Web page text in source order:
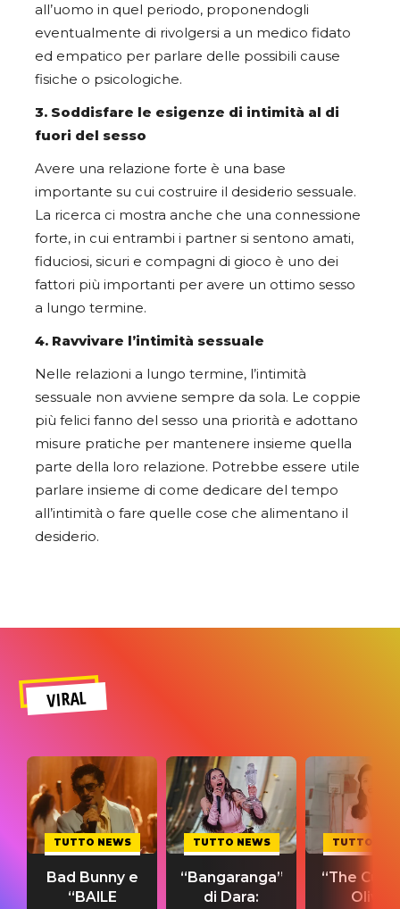
all’uomo in quel periodo, proponendogli
eventualmente di rivolgersi a un medico fidato
ed empatico per parlare delle possibili cause
fisiche o psicologiche.
3. Soddisfare le esigenze di intimità al di
fuori del sesso
Avere una relazione forte è una base
importante su cui costruire il desiderio sessuale.
La ricerca ci mostra anche che una connessione
forte, in cui entrambi i partner si sentono amati,
fiduciosi, sicuri e compagni di gioco è uno dei
fattori più importanti per avere un ottimo sesso
a lungo termine.
4. Ravvivare l’intimità sessuale
Nelle relazioni a lungo termine, l’intimità
sessuale non avviene sempre da sola. Le coppie
più felici fanno del sesso una priorità e adottano
misure pratiche per mantenere insieme quella
parte della loro relazione. Potrebbe essere utile
parlare insieme di come dedicare del tempo
all’intimità o fare quelle cose che alimentano il
desiderio.
VIRAL
TUTTO NEWS
Bad Bunny e
“BAILE
TUTTO NEWS
“Bangaranga”
di Dara:
TUTTO
“The
Olivia